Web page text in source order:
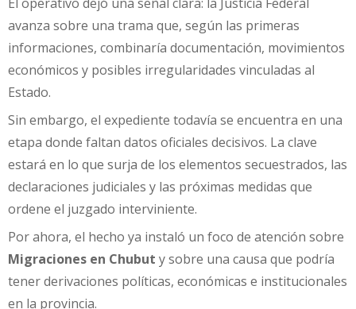
avanza sobre una trama que, según las primeras
informaciones, combinaría documentación, movimientos
económicos y posibles irregularidades vinculadas al
Estado.
Sin embargo, el expediente todavía se encuentra en una
etapa donde faltan datos oficiales decisivos. La clave
estará en lo que surja de los elementos secuestrados, las
declaraciones judiciales y las próximas medidas que
ordene el juzgado interviniente.
Por ahora, el hecho ya instaló un foco de atención sobre
Migraciones en Chubut y sobre una causa que podría
tener derivaciones políticas, económicas e institucionales
en la provincia.